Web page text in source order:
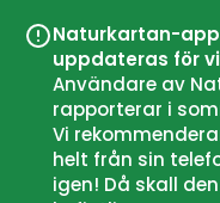
Naturkartan-
uppdateras för
Användare av
rapporterar i
Vi
helt från sin
igen! Då skall